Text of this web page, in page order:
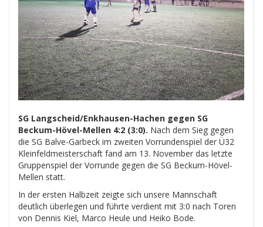
SG Langscheid/Enkhausen-Hachen gegen SG
Beckum-Hövel-Mellen 4:2 (3:0). Nach dem Sieg gegen
die SG Balve-Garbeck im zweiten Vorrundenspiel der Ü32
Kleinfeldmeisterschaft fand am 13. November das letzte
Gruppenspiel der Vorrunde gegen die SG Beckum-Hövel-
Mellen statt.
In der ersten Halbzeit zeigte sich unsere Mannschaft
deutlich überlegen und führte verdient mit 3:0 nach Toren
von Dennis Kiel, Marco Heule und Heiko Bode.